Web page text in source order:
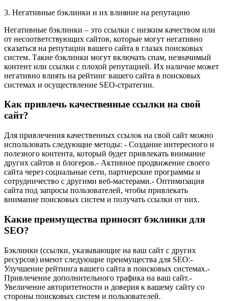
3. Негативные бэклинки и их влияние на репутацию
Негативные бэклинки – это ссылки с низким качеством или
от несоответствующих сайтов, которые могут негативно
сказаться на репутации вашего сайта в глазах поисковых
систем. Такие бэклинки могут включать спам, незначимый
контент или ссылки с плохой репутацией. Их наличие может
негативно влиять на рейтинг вашего сайта в поисковых
системах и осуществление SEO-стратегии.
Как привлечь качественные ссылки на свой
сайт?
Для привлечения качественных ссылок на свой сайт можно
использовать следующие методы: - Создание интересного и
полезного контента, который будет привлекать внимание
других сайтов и блогеров.- Активное продвижение своего
сайта через социальные сети, партнерские программы и
сотрудничество с другими веб-мастерами.- Оптимизация
сайта под запросы пользователей, чтобы привлекать
внимание поисковых систем и получать ссылки от них.
Какие преимущества приносят бэклинки для
SEO?
Бэклинки (ссылки, указывающие на ваш сайт с других
ресурсов) имеют следующие преимущества для SEO:-
Улучшение рейтинга вашего сайта в поисковых системах.-
Привлечение дополнительного трафика на ваш сайт.-
Увеличение авторитетности и доверия к вашему сайту со
стороны поисковых систем и пользователей.